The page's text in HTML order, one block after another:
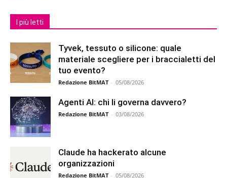
I più letti
Tyvek, tessuto o silicone: quale
materiale scegliere per i braccialetti del
tuo evento?
Redazione BitMAT - 05/08/2026
Agenti AI: chi li governa davvero?
Redazione BitMAT - 03/08/2026
Claude ha hackerato alcune
organizzazioni
Redazione BitMAT - 05/08/2026